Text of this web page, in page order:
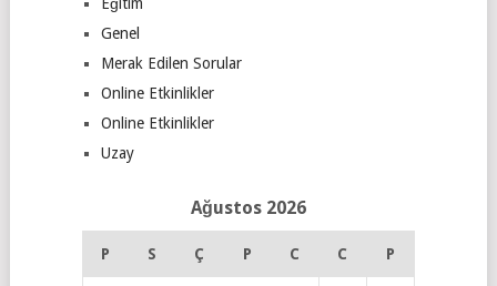
Genel
Merak Edilen Sorular
Online Etkinlikler
Online Etkinlikler
Uzay
Ağustos 2026
P S Ç P C C P